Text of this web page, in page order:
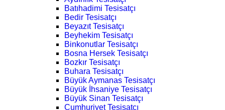
Batıhadimi Tesisatçı
Bedir Tesisatçı
Beyazıt Tesisatçı
Beyhekim Tesisatçı
Binkonutlar Tesisatçı
Bosna Hersek Tesisatçı
Bozkır Tesisatçı
Buhara Tesisatçı
Büyük Aymanas Tesisatçı
Büyük İhsaniye Tesisatçı
Büyük Sinan Tesisatçı
Cumhuriyet Tesisatçı